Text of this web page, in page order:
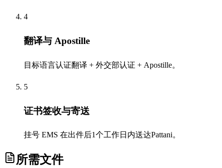
4
翻译与 Apostille
目标语言认证翻译 + 外交部认证 + Apostille。
5
证书签收与寄送
挂号 EMS 在出件后1个工作日内送达Pattani。
所需文件